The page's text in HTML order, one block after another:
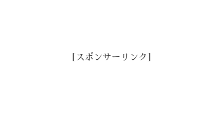
［スポンサーリンク］